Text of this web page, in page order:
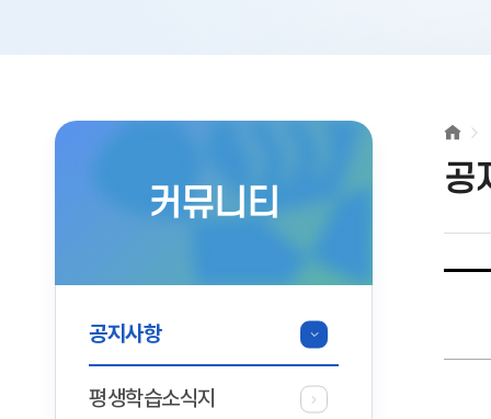
커뮤니티
공지사항
평생학습소식지
공